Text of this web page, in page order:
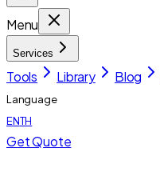
Menu
Services
Tools Library Blog
Language
ENTH
Get Quote